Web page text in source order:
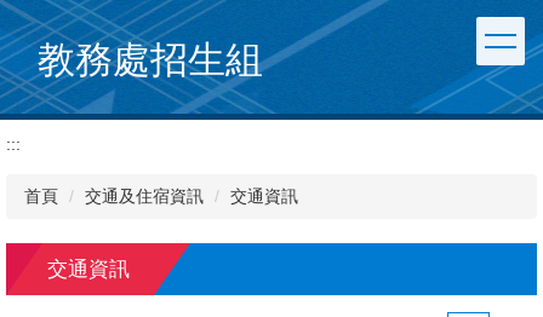
跳
到
主
要
內
容
教務處招生組
:::
首頁 交通及住宿資訊 交通資訊
交通資訊